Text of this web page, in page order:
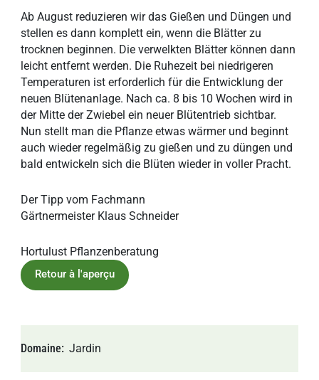
Ab August reduzieren wir das Gießen und Düngen und
stellen es dann komplett ein, wenn die Blätter zu
trocknen beginnen. Die verwelkten Blätter können dann
leicht entfernt werden. Die Ruhezeit bei niedrigeren
Temperaturen ist erforderlich für die Entwicklung der
neuen Blütenanlage. Nach ca. 8 bis 10 Wochen wird in
der Mitte der Zwiebel ein neuer Blütentrieb sichtbar.
Nun stellt man die Pflanze etwas wärmer und beginnt
auch wieder regelmäßig zu gießen und zu düngen und
bald entwickeln sich die Blüten wieder in voller Pracht.
Der Tipp vom Fachmann
Gärtnermeister Klaus Schneider
Hortulust Pflanzenberatung
Domaine Jardin
Retour à l'aperçu